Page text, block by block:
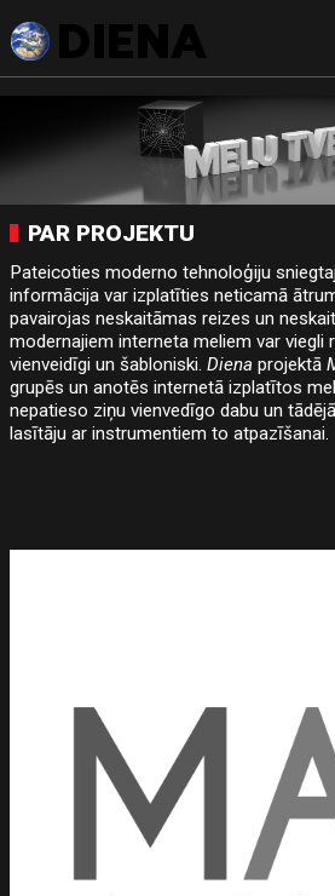
PAR PROJEKTU
Pateicoties moderno tehnoloģiju
informācija var izplatīties neticamā
pavairojas neskaitāmas reizes un
modernajiem interneta meliem var viegli
vienveidīgi un šabloniski.Diena projektā
grupēs un anotēs internetā izplatītos
nepatieso ziņu vienvedīgo dabu un
lasītāju ar instrumentiem to atpazīšanai.